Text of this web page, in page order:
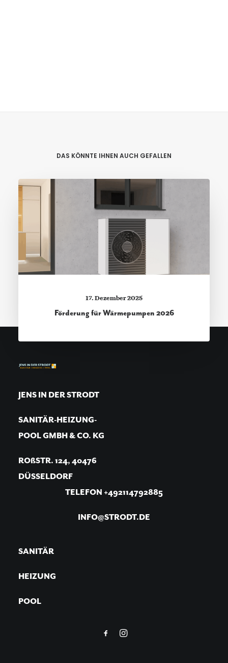
DAS KÖNNTE IHNEN AUCH GEFALLEN
17. Dezember 2025
Förderung für Wärmepumpen 2026
JENS IN DER STRODT
SANITÄR-HEIZUNG-
POOL GMBH & CO. KG
ROßSTR. 124, 40476
DÜSSELDORF
TELEFON +492114792885
INFO@STRODT.DE
SANITÄR
HEIZUNG
POOL